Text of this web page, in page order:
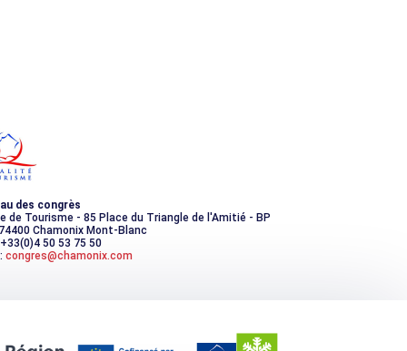
des congrès
de Tourisme - 85 Place du Triangle de l'Amitié - BP
Chamonix Mont-Blanc
50 53 75 50
: congres@chamonix.com